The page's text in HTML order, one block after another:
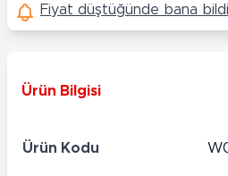
Fiyat düştüğünde bana
Ürün Bilgisi
Ürün Kodu